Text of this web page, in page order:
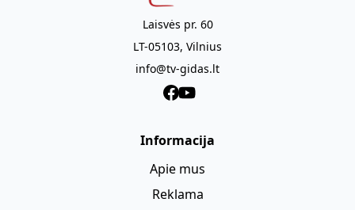
Laisvės pr. 60
LT-05103, Vilnius
info@tv-gidas.lt
Informacija
Apie mus
Reklama